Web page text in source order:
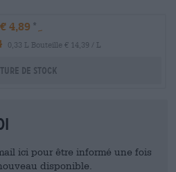
€ 4,89
0,33 L Bouteille € 14,39 / L
de stock
ici pour être informé une fois
disponible.